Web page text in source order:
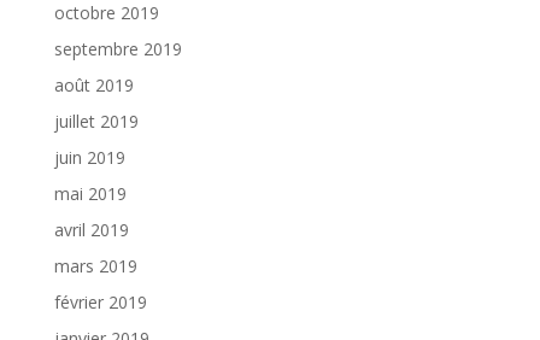
octobre 2019
septembre 2019
août 2019
juillet 2019
juin 2019
mai 2019
avril 2019
mars 2019
février 2019